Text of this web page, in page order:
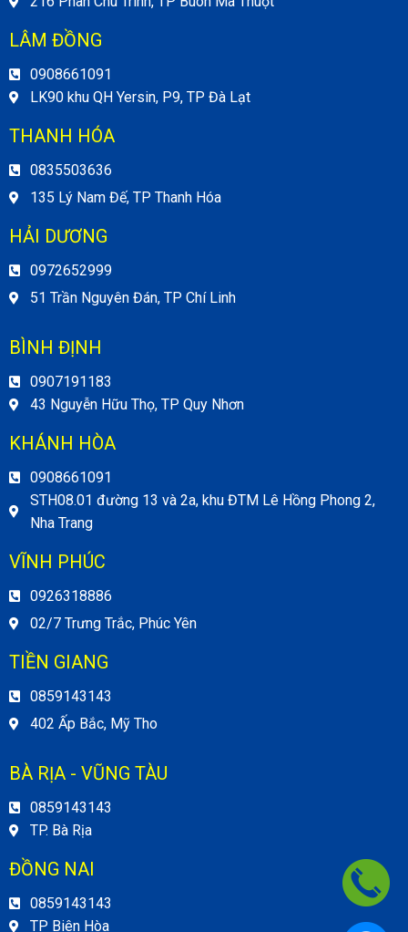
LÂM ĐỒNG
0908661091
LK90 khu QH Yersin, P9, TP Đà Lạt
THANH HÓA
0835503636
135 Lý Nam Đế, TP Thanh Hóa
HẢI DƯƠNG
0972652999
51 Trần Nguyên Đán, TP Chí Linh
BÌNH ĐỊNH
0907191183
43 Nguyễn Hữu Thọ, TP Quy Nhơn
KHÁNH HÒA
0908661091
STH08.01 đường 13 và 2a, khu ĐTM Lê Hồng Phong 2,
Nha Trang
VĨNH PHÚC
0926318886
02/7 Trưng Trắc, Phúc Yên
TIỀN GIANG
0859143143
402 Ấp Bắc, Mỹ Tho
BÀ RỊA - VŨNG TÀU
0859143143
TP. Bà Rịa
ĐỒNG NAI
0859143143
TP Biên Hòa